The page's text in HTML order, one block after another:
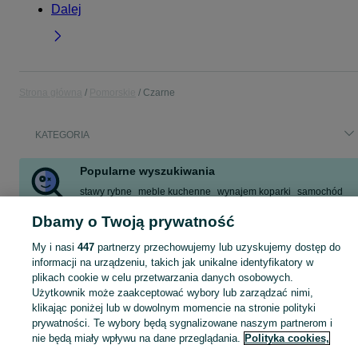
Dalej
Czarne
KATEGORIA
Popularne wyszukiwania
stawy rybne meble kuchenne wynajem koparki
samochód
Skorzystaj z największego serwisu ogłoszeniowego - Czarne i okolice! Kupuj to, czego pragniesz i sprzedawaj to, czego już nie potrzebujesz!
Mapa kategorii
Mapa miejscowości
Dbamy o Twoją prywatność
My i nasi 447partnerzy przechowujemy lub uzyskujemy dostęp do
informacji na urządzeniu, takich jak unikalne identyfikatory w
plikach cookie w celu przetwarzania danych osobowych.
Użytkownik może zaakceptować wybory lub zarządzać nimi,
klikając poniżej lub w dowolnym momencie na stronie polityki
prywatności. Te wybory będą sygnalizowane naszym partnerom i
nie będą miały wpływu na dane przeglądania. Polityka cookies,